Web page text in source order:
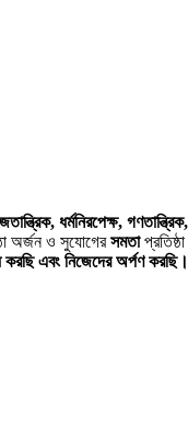
ধর্মনিরপেক্ষ,
অর্জন ও সুযোগেরসমতা
করছি এবং নিজেদের অর্পণ করছি।